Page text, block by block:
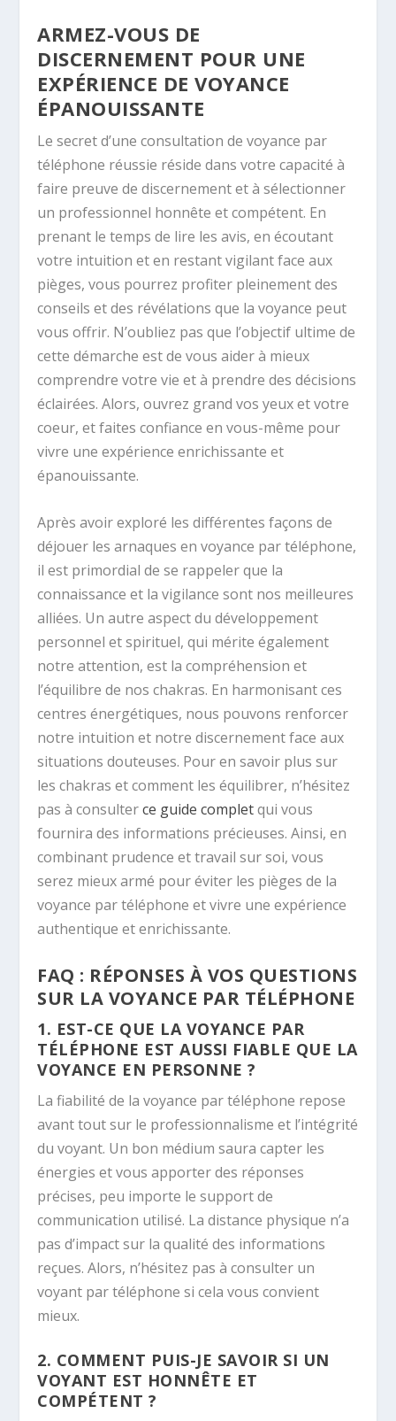
ARMEZ-VOUS DE
DISCERNEMENT POUR UNE
EXPÉRIENCE DE VOYANCE
ÉPANOUISSANTE
Le secret d’une consultation de voyance par
téléphone réussie réside dans votre capacité à
faire preuve de discernement et à sélectionner
un professionnel honnête et compétent. En
prenant le temps de lire les avis, en écoutant
votre intuition et en restant vigilant face aux
pièges, vous pourrez profiter pleinement des
conseils et des révélations que la voyance peut
vous offrir. N’oubliez pas que l’objectif ultime de
cette démarche est de vous aider à mieux
comprendre votre vie et à prendre des décisions
éclairées. Alors, ouvrez grand vos yeux et votre
coeur, et faites confiance en vous-même pour
vivre une expérience enrichissante et
épanouissante.
Après avoir exploré les différentes façons de
déjouer les arnaques en voyance par téléphone,
il est primordial de se rappeler que la
connaissance et la vigilance sont nos meilleures
alliées. Un autre aspect du développement
personnel et spirituel, qui mérite également
notre attention, est la compréhension et
l’équilibre de nos chakras. En harmonisant ces
centres énergétiques, nous pouvons renforcer
notre intuition et notre discernement face aux
situations douteuses. Pour en savoir plus sur
les chakras et comment les équilibrer, n’hésitez
pas à consulterce guide completqui vous
fournira des informations précieuses. Ainsi, en
combinant prudence et travail sur soi, vous
serez mieux armé pour éviter les pièges de la
voyance par téléphone et vivre une expérience
authentique et enrichissante.
FAQ : RÉPONSES À VOS QUESTIONS
SUR LA VOYANCE PAR TÉLÉPHONE
1. EST-CE QUE LA VOYANCE PAR
TÉLÉPHONE EST AUSSI FIABLE QUE LA
VOYANCE EN PERSONNE ?
La fiabilité de la voyance par téléphone repose
avant tout sur le professionnalisme et l’intégrité
du voyant. Un bon médium saura capter les
énergies et vous apporter des réponses
précises, peu importe le support de
communication utilisé. La distance physique n’a
pas d’impact sur la qualité des informations
reçues. Alors, n’hésitez pas à consulter un
voyant par téléphone si cela vous convient
mieux.
2. COMMENT PUIS-JE SAVOIR SI UN
VOYANT EST HONNÊTE ET
COMPÉTENT ?